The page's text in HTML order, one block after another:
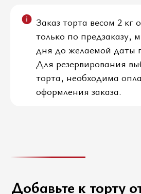
Заказ торта весом 2 кг
только по предзаказу,
дня до желаемой даты
Для резервирования
торта, необходима
оформления заказа.
Добавьте к торту